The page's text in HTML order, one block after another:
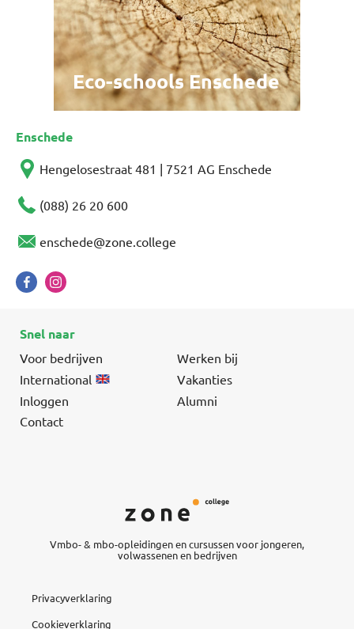
Eco-schools Enschede
Enschede
Hengelosestraat 481 | 7521 AG Enschede
(088) 26 20 600
enschede@zone.college
Snel naar
Voor bedrijven
Werken bij
International
Vakanties
Inloggen
Alumni
Contact
Vmbo- & mbo-opleidingen en cursussen voor jongeren,
volwassenen en bedrijven
Privacyverklaring
Cookieverklaring